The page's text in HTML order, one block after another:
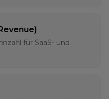
für SaaS- und